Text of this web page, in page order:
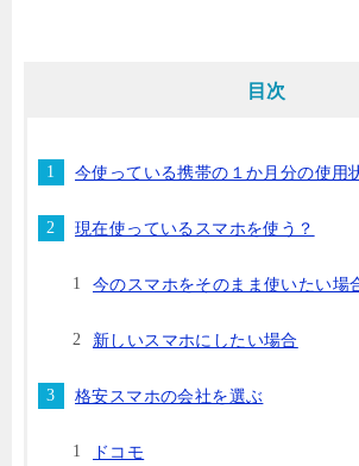
目次
今使っている携帯の１か月分の使用
現在使っているスマホを使う？
今のスマホをそのまま使いたい場
新しいスマホにしたい場合
格安スマホの会社を選ぶ
ドコモ